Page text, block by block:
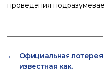
проведения
←
Официальная лотерея
известная как.